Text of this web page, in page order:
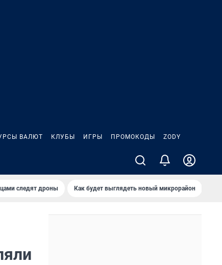
ВАЛЮТ КЛУБЫ ИГРЫ ПРОМОКОДЫ ZODY
следят дроны Как будет выглядеть новый микрорайон